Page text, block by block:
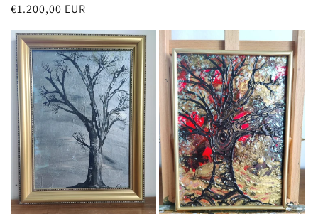
Regular
€1.200,00 EUR